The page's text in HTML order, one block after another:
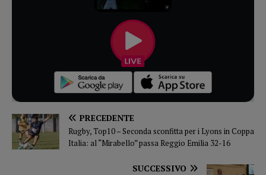
PRECEDENTE
Rugby, Top10 – Seconda sconfitta per i Lyons in Coppa
Italia: al “Mirabello” passa Reggio Emilia 32-16
SUCCESSIVO